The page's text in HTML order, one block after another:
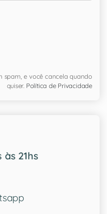
spam, e você cancela quando
quiser. Política de Privacidade
às 21hs